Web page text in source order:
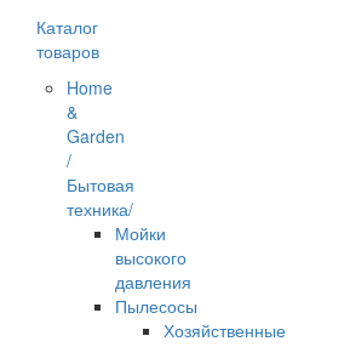
Каталог
товаров
Home
&
Garden
/
Бытовая
техника/
Мойки
высокого
давления
Пылесосы
Хозяйственные